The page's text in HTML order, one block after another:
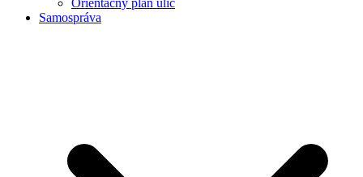
Orientačný plán ulíc
Samospráva